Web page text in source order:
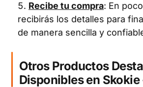
Recibe tu compra: En
recibirás los detalles para
de manera sencilla y
Otros Productos
Disponibles en